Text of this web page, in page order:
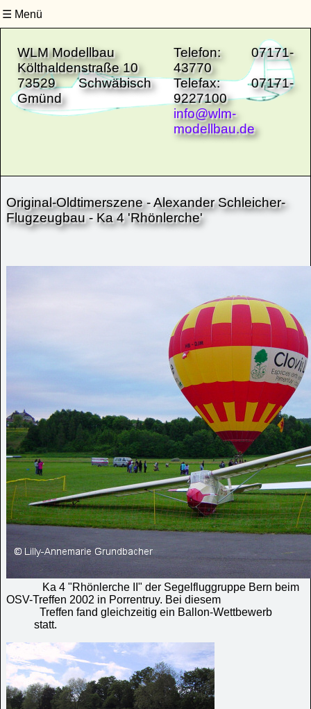
Site-Navigation
Menü
Untermenüs schließen
WLM Modellbau
Költhaldenstraße 10
73529 Schwäbisch
Gmünd
Telefon: 07171-
43770
Telefax: 07171-
9227100
info@wlm-
modellbau.de
Original-Oldtimerszene - Alexander Schleicher-
Flugzeugbau - Ka 4 'Rhönlerche'
Ka 4 "Rhönlerche II" der Segelfluggruppe Bern beim
OSV-Treffen 2002 in Porrentruy. Bei diesem
Treffen fand gleichzeitig ein Ballon-Wettbewerb
statt.